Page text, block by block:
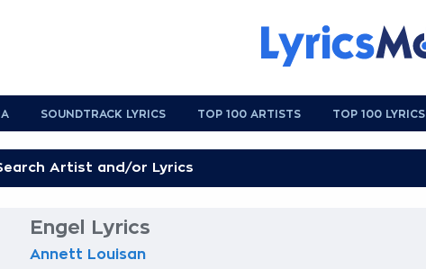
SOUNDTRACK LYRICS TOP 100 ARTISTS TOP 100 LYRICS
Engel Lyrics
Annett Louisan